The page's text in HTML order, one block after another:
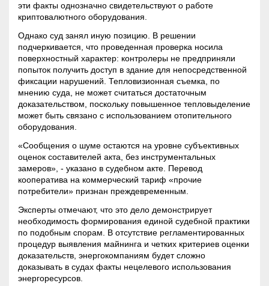
эти факты однозначно свидетельствуют о работе
криптовалютного оборудования.
Однако суд занял иную позицию. В решении
подчеркивается, что проведенная проверка носила
поверхностный характер: контролеры не предприняли
попыток получить доступ в здание для непосредственной
фиксации нарушений. Тепловизионная съемка, по
мнению суда, не может считаться достаточным
доказательством, поскольку повышенное тепловыделение
может быть связано с использованием отопительного
оборудования.
«Сообщения о шуме остаются на уровне субъективных
оценок составителей акта, без инструментальных
замеров», - указано в судебном акте. Перевод
кооператива на коммерческий тариф «прочие
потребители» признан преждевременным.
Эксперты отмечают, что это дело демонстрирует
необходимость формирования единой судебной практики
по подобным спорам. В отсутствие регламентированных
процедур выявления майнинга и четких критериев оценки
доказательств, энергокомпаниям будет сложно
доказывать в судах факты нецелевого использования
энергоресурсов.